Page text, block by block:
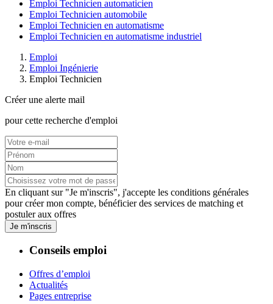
Emploi Technicien automaticien
Emploi Technicien automobile
Emploi Technicien en automatisme
Emploi Technicien en automatisme industriel
Emploi
Emploi Ingénierie
Emploi Technicien
Créer une alerte mail
pour cette recherche d'emploi
En cliquant sur "Je m'inscris", j'accepte les conditions générales
pour créer mon compte, bénéficier des services de matching et
postuler aux offres
Je m'inscris
Conseils emploi
Offres d’emploi
Actualités
Pages entreprise